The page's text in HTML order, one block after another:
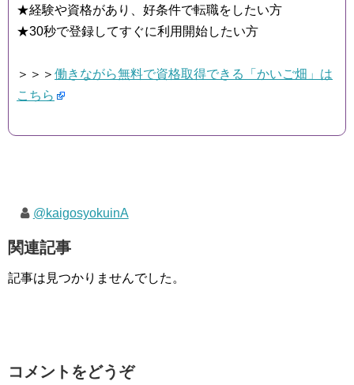
★経験や資格があり、好条件で転職をしたい方
★30秒で登録してすぐに利用開始したい方
＞＞＞ 働きながら無料で資格取得できる「かいご畑」は
こちら
@kaigosyokuinA
関連記事
記事は見つかりませんでした。
コメントをどうぞ